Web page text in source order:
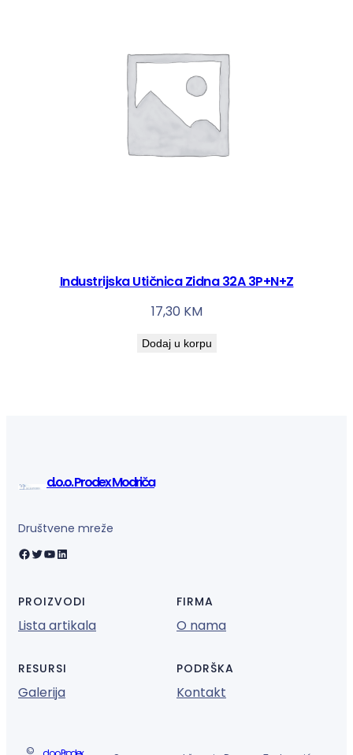
Industrijska Utičnica Zidna 32A 3P+N+Z
17,30 KM
Dodaj u korpu
d.o.o. Prodex Modriča
Društvene mreže
Facebook Twitter YouTube LinkedIn
PROIZVODI
Lista artikala
FIRMA
O nama
RESURSI
Galerija
PODRŠKA
Kontakt
©